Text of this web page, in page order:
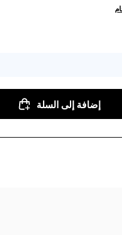
إضافة إلى السلة